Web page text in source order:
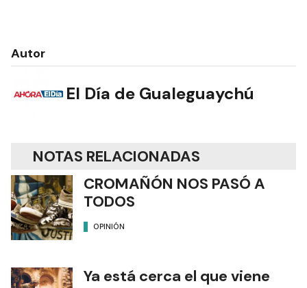
Autor
El Día de Gualeguaychú
NOTAS RELACIONADAS
CROMAÑÓN NOS PASÓ A
TODOS
OPINIÓN
Ya está cerca el que viene